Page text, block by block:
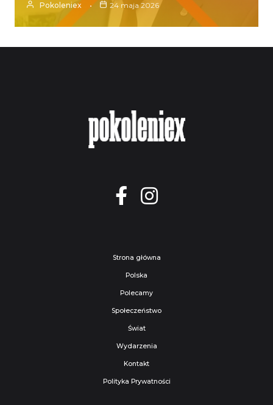
Pokoleniex 24 maja 2026
Strona główna
Polska
Polecamy
Społeczeństwo
Świat
Wydarzenia
Kontakt
Polityka Prywatności